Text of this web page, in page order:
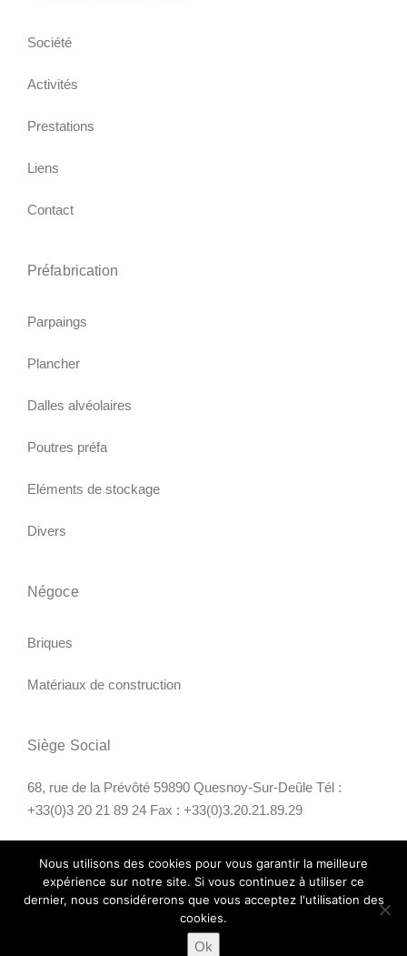
Société
Activités
Prestations
Liens
Contact
Préfabrication
Parpaings
Plancher
Dalles alvéolaires
Poutres préfa
Eléments de stockage
Divers
Négoce
Briques
Matériaux de construction
Siège Social
68, rue de la Prévôté 59890 Quesnoy-Sur-Deûle Tél :
+33(0)3 20 21 89 24 Fax : +33(0)3.20.21.89.29
Copyright © 2026 Sofama Vermeulen - Theme by
Nous utilisons des cookies pour vous garantir la meilleure
expérience sur notre site. Si vous continuez à utiliser ce
dernier, nous considérerons que vous acceptez l'utilisation des
cookies.
Ok